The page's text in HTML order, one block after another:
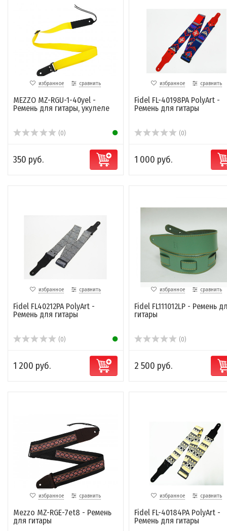
избранное сравнить
MEZZO MZ-RGU-1-40yel -
Ремень для гитары, укулеле
(0)
350 руб.
избранное сравнить
Fidel FL-40198PA PolyArt -
Ремень для гитары
(0)
1 000 руб.
избранное сравнить
Fidel FL40212PA PolyArt -
Ремень для гитары
(0)
1 200 руб.
избранное сравнить
Fidel FL111012LP - Ремень
гитары
(0)
2 500 руб.
избранное сравнить
Mezzo MZ-RGE-7et8 - Ремень
для гитары
избранное сравнить
Fidel FL-40184PA PolyArt -
Ремень для гитары